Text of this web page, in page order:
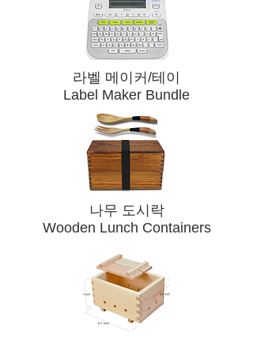
라벨 메이커/테이
Label Maker Bundle
​나무 도시락
Wooden Lunch Containers